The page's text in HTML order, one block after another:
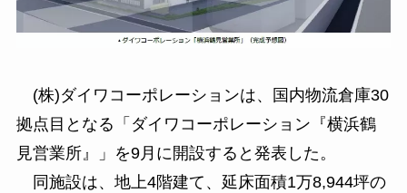
(株)ダイワコーポレーションは、国内物流倉庫30
拠点目となる「ダイワコーポレーション『横浜鶴
見営業所』」を9月に開設すると発表した。
同施設は、地上4階建て、延床面積1万8,944坪の